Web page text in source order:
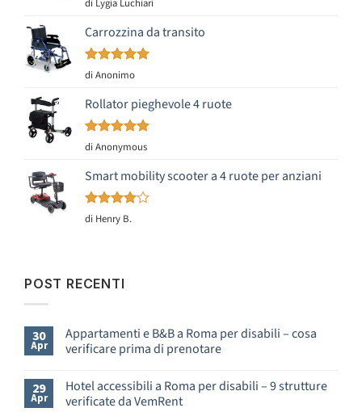
su 5
Carrozzina da transito
Valutato5
di Anonimo
Rollator pieghevole 4 ruote
Valutato5
di Anonymous
Smart mobility scooter a 4 ruote per anziani
Valutato
su 5
di Henry B.
POST RECENTI
30
Apr
Appartamenti e B&B a Roma per disabili – cosa
verificare prima di prenotare
commento
su
Appartamenti
29
Apr
Hotel accessibili a Roma per disabili – 9 strutture
verificate da VemRent